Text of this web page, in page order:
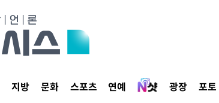
지방 문화 스포츠 연예 광장 포토